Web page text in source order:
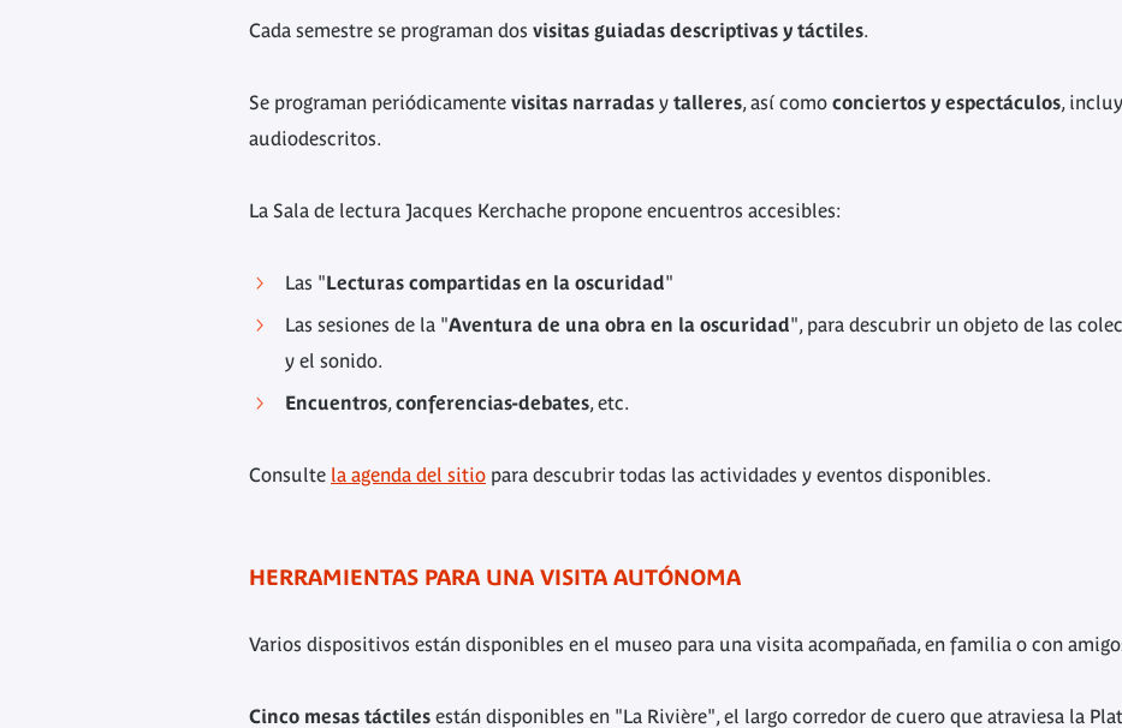
Cada semestre se programan dos visitas guiadas descriptivas y táctiles.
Se programan periódicamente visitas narradas y talleres, así como conciertos y espectáculos,
audiodescritos.
La Sala de lectura Jacques Kerchache propone encuentros accesibles:
Las "Lecturas compartidas en la oscuridad"
Las sesiones de la "Aventura de una obra en la oscuridad", para descubrir un objeto de las
y el sonido.
Encuentros,conferencias-debates, etc.
Consulte la agenda del sitio para descubrir todas las actividades y eventos disponibles.
HERRAMIENTAS PARA UNA VISITA AUTÓNOMA
Varios dispositivos están disponibles en el museo para una visita acompañada, en familia o con
Cinco mesas táctiles están disponibles en "La Rivière", el largo corredor de cuero que atraviesa la